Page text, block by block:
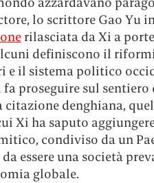
lo scrittore Gao Yu
rilasciata da Xi a
definiscono il
e il sistema politico
proseguire sul
citazione denghiana,
Xi ha saputo
condiviso da un
essere una società
globale.